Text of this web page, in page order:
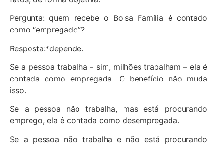
Pergunta: quem recebe o Bolsa Família é contado
como “empregado”?
Resposta:*depende.
Se a pessoa trabalha – sim, milhões trabalham – ela é
contada como empregada. O benefício não muda
isso.
Se a pessoa não trabalha, mas está procurando
emprego, ela é contada como desempregada.
Se a pessoa não trabalha e não está procurando